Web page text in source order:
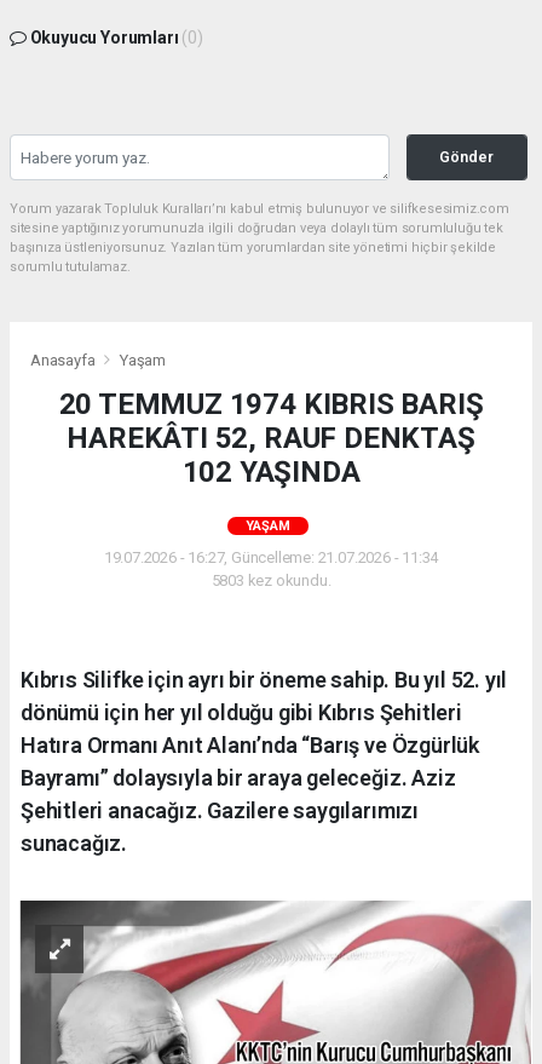
Okuyucu Yorumları (0)
Gönder
Yorum yazarak Topluluk Kuralları’nı kabul etmiş bulunuyor ve silifkesesimiz.com
sitesine yaptığınız yorumunuzla ilgili doğrudan veya dolaylı tüm sorumluluğu tek
başınıza üstleniyorsunuz. Yazılan tüm yorumlardan site yönetimi hiçbir şekilde
sorumlu tutulamaz.
Anasayfa Yaşam
20 TEMMUZ 1974 KIBRIS BARIŞ
HAREKÂTI 52, RAUF DENKTAŞ
102 YAŞINDA
YAŞAM
19.07.2026 - 16:27, Güncelleme: 21.07.2026 - 11:34
5803 kez okundu.
Kıbrıs Silifke için ayrı bir öneme sahip. Bu yıl 52. yıl
dönümü için her yıl olduğu gibi Kıbrıs Şehitleri
Hatıra Ormanı Anıt Alanı’nda “Barış ve Özgürlük
Bayramı” dolaysıyla bir araya geleceğiz. Aziz
Şehitleri anacağız. Gazilere saygılarımızı
sunacağız.